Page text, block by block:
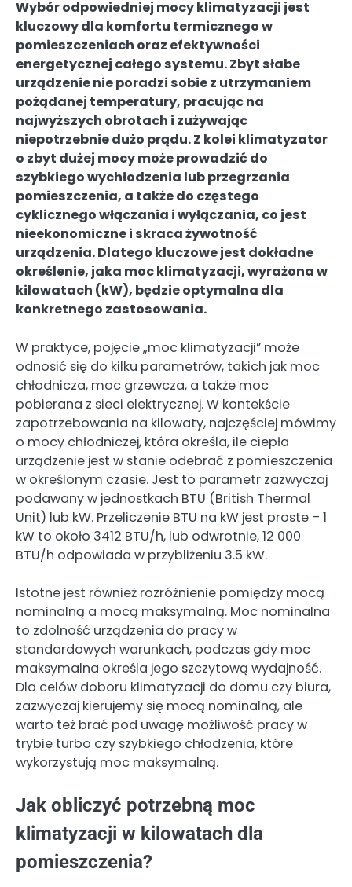
Wybór odpowiedniej mocy klimatyzacji jest
kluczowy dla komfortu termicznego w
pomieszczeniach oraz efektywności
energetycznej całego systemu. Zbyt słabe
urządzenie nie poradzi sobie z utrzymaniem
pożądanej temperatury, pracując na
najwyższych obrotach i zużywając
niepotrzebnie dużo prądu. Z kolei klimatyzator
o zbyt dużej mocy może prowadzić do
szybkiego wychłodzenia lub przegrzania
pomieszczenia, a także do częstego
cyklicznego włączania i wyłączania, co jest
nieekonomiczne i skraca żywotność
urządzenia. Dlatego kluczowe jest dokładne
określenie, jaka moc klimatyzacji, wyrażona w
kilowatach (kW), będzie optymalna dla
konkretnego zastosowania.
W praktyce, pojęcie „moc klimatyzacji” może
odnosić się do kilku parametrów, takich jak moc
chłodnicza, moc grzewcza, a także moc
pobierana z sieci elektrycznej. W kontekście
zapotrzebowania na kilowaty, najczęściej mówimy
o mocy chłodniczej, która określa, ile ciepła
urządzenie jest w stanie odebrać z pomieszczenia
w określonym czasie. Jest to parametr zazwyczaj
podawany w jednostkach BTU (British Thermal
Unit) lub kW. Przeliczenie BTU na kW jest proste – 1
kW to około 3412 BTU/h, lub odwrotnie, 12 000
BTU/h odpowiada w przybliżeniu 3.5 kW.
Istotne jest również rozróżnienie pomiędzy mocą
nominalną a mocą maksymalną. Moc nominalna
to zdolność urządzenia do pracy w
standardowych warunkach, podczas gdy moc
maksymalna określa jego szczytową wydajność.
Dla celów doboru klimatyzacji do domu czy biura,
zazwyczaj kierujemy się mocą nominalną, ale
warto też brać pod uwagę możliwość pracy w
trybie turbo czy szybkiego chłodzenia, które
wykorzystują moc maksymalną.
Jak obliczyć potrzebną moc
klimatyzacji w kilowatach dla
pomieszczenia?